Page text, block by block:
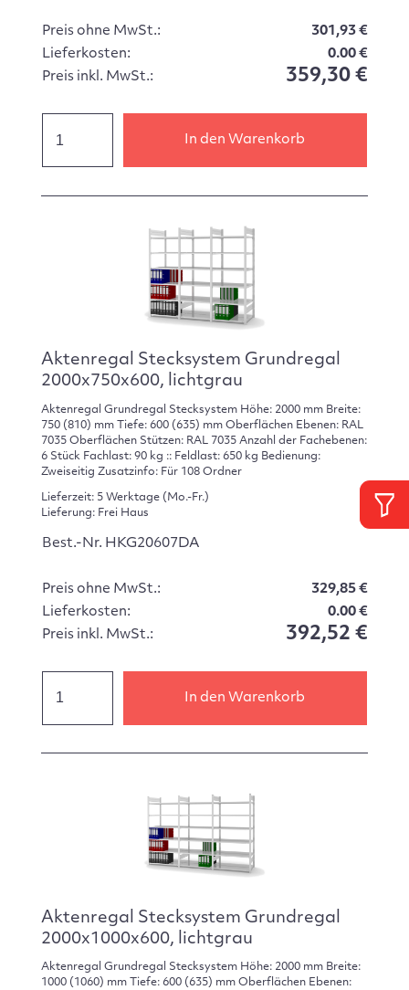
Preis ohne MwSt.:
301,93 €
Lieferkosten:
0.00 €
Preis inkl. MwSt.:
359,30 €
In den Warenkorb
Aktenregal Stecksystem Grundregal
2000x750x600, lichtgrau
Aktenregal Grundregal Stecksystem Höhe: 2000 mm Breite:
750 (810) mm Tiefe: 600 (635) mm Oberflächen Ebenen: RAL
7035 Oberflächen Stützen: RAL 7035 Anzahl der Fachebenen:
6 Stück Fachlast: 90 kg :: Feldlast: 650 kg Bedienung:
Zweiseitig Zusatzinfo: Für 108 Ordner
Lieferzeit: 5 Werktage (Mo.-Fr.)
Lieferung: Frei Haus
Best.-Nr. HKG20607DA
Preis ohne MwSt.:
329,85 €
Lieferkosten:
0.00 €
Preis inkl. MwSt.:
392,52 €
In den Warenkorb
Aktenregal Stecksystem Grundregal
2000x1000x600, lichtgrau
Aktenregal Grundregal Stecksystem Höhe: 2000 mm Breite:
1000 (1060) mm Tiefe: 600 (635) mm Oberflächen Ebenen: